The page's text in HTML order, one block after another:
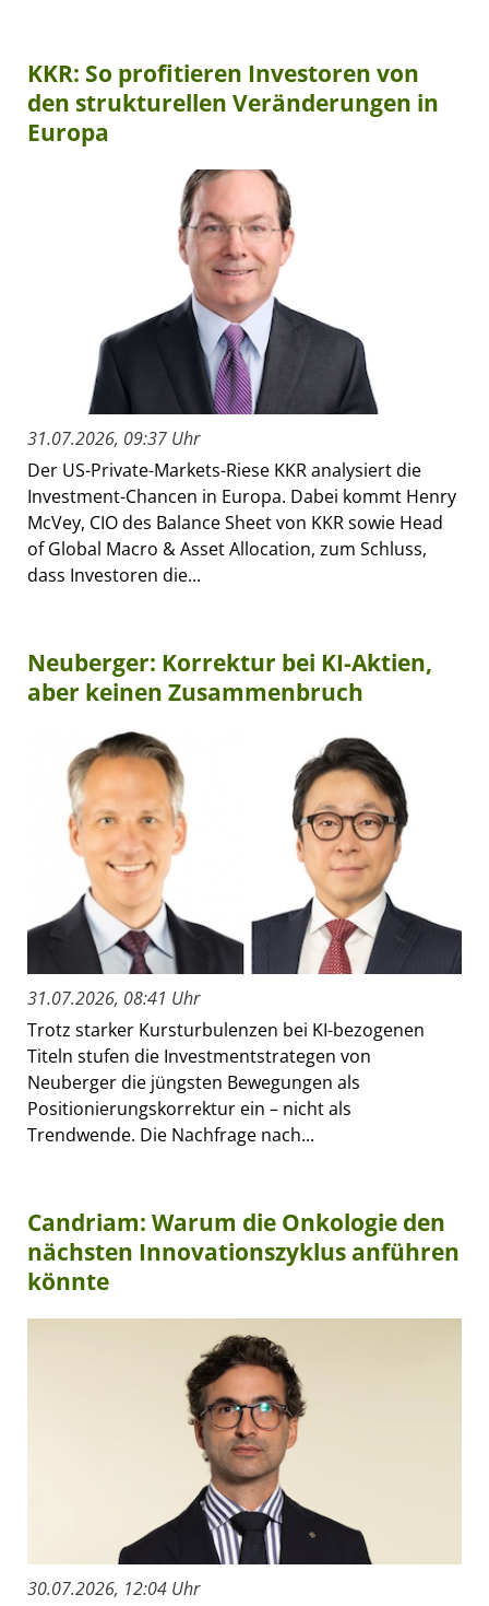
KKR: So profitieren Investoren von
den strukturellen Veränderungen in
Europa
31.07.2026, 09:37 Uhr
Der US-Private-Markets-Riese KKR analysiert die
Investment-Chancen in Europa. Dabei kommt Henry
McVey, CIO des Balance Sheet von KKR sowie Head
of Global Macro & Asset Allocation, zum Schluss,
dass Investoren die...
Neuberger: Korrektur bei KI-Aktien,
aber keinen Zusammenbruch
31.07.2026, 08:41 Uhr
Trotz starker Kursturbulenzen bei KI-bezogenen
Titeln stufen die Investmentstrategen von
Neuberger die jüngsten Bewegungen als
Positionierungskorrektur ein – nicht als
Trendwende. Die Nachfrage nach...
Candriam: Warum die Onkologie den
nächsten Innovationszyklus anführen
könnte
30.07.2026, 12:04 Uhr